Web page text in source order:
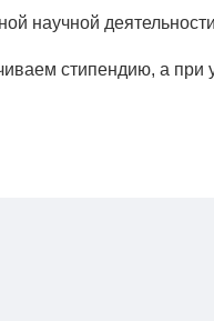
научной
стипендию, а при